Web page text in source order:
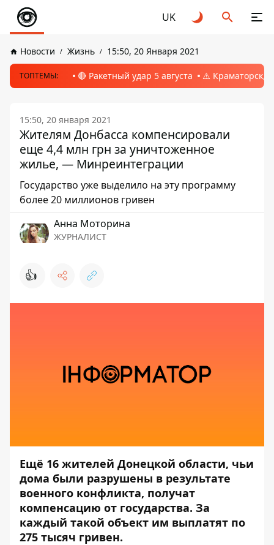
UK
Новости Жизнь 15:50, 20 Января 2021
ТОПТЕМЫ: 🔴 Ракетный удар 5 августа ⚠️ Краматорск,
15:50, 20 января 2021
Жителям Донбасса компенсировали
еще 4,4 млн грн за уничтоженное
жилье, — Минреинтеграции
Государство уже выделило на эту программу
более 20 миллионов гривен
Анна Моторина
ЖУРНАЛИСТ
👍
Ещё 16 жителей Донецкой области, чьи
дома были разрушены в результате
военного конфликта, получат
компенсацию от государства. За
каждый такой объект им выплатят по
275 тысяч гривен.